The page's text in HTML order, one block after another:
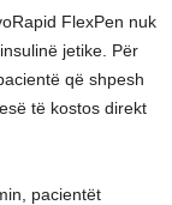
FlexPen nuk
jetike. Për
që shpesh
të kostos direkt
pacientët